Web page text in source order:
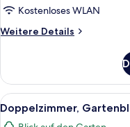
Kostenloses WLAN
Weitere Details
Weitere
Gartenblick
Alle
Fotos
5
Doppelzimmer,